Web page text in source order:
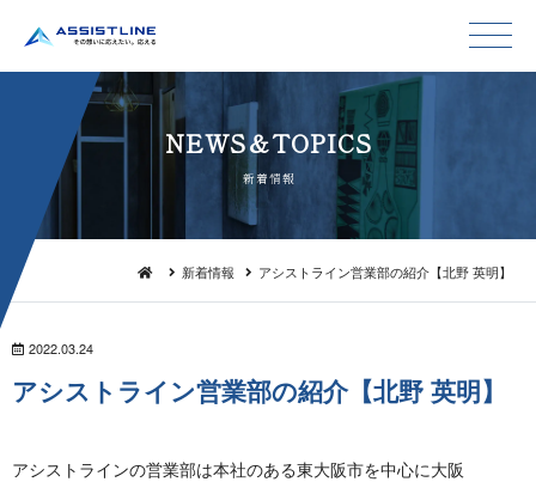
NEWS＆TO P I C S
新 着 情 報
新着情報 アシストライン営業部の紹介【北野 英明】
2022.03.24
アシストライン営業部の紹介【北野 英 明 】
アシストラインの営業部は本社のある東大阪市を中心に大阪